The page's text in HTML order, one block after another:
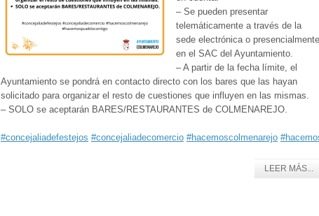
– Se pueden presentar
telemáticamente a través de la
sede electrónica o presencialmente
en el SAC del Ayuntamiento.
– A partir de la fecha límite, el
Ayuntamiento se pondrá en contacto directo con los bares que las hayan
solicitado para organizar el resto de cuestiones que influyen en las mismas.
– SOLO se aceptarán BARES/RESTAURANTES de COLMENAREJO.
#concejaliadefestejos #concejaliadecomercio #hacemoscolmenarejo
LEER MÁS...